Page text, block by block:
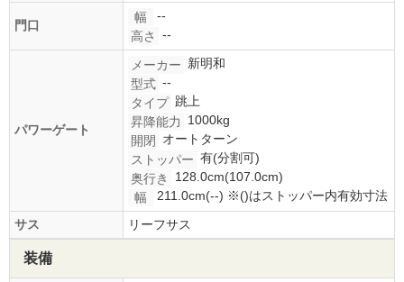
門口
幅
--
高さ
--
パワーゲート
メーカー 新明和
型式 --
タイプ 跳上
昇降能力
1000kg
開閉
オートターン
ストッパー 有(分割可)
奥行き
128.0cm(107.0cm)
幅
211.0cm(--) ※()はストッパー内有効寸法
サス
リーフサス
装備